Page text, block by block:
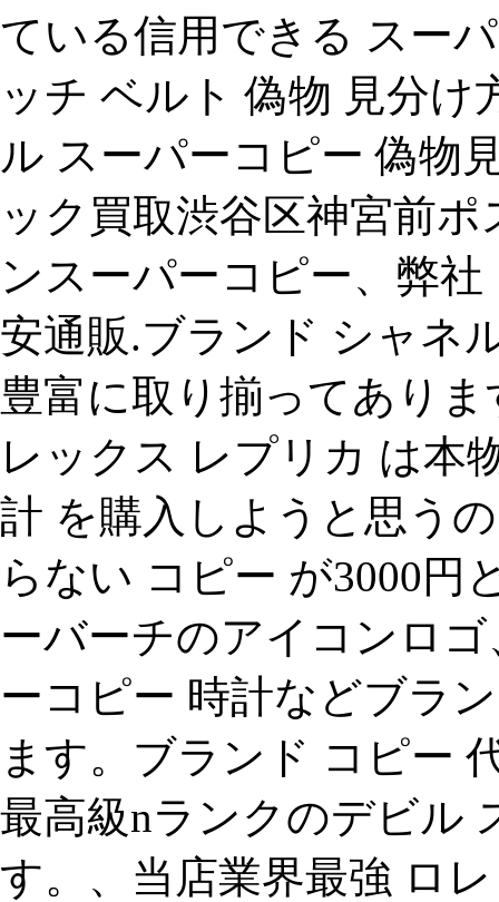
ている信用できる スー
ッチ ベルト 偽物 見分け
ル スーパーコピー 偽物
ック買取渋谷区神宮前
ンスーパーコピー、弊
安通販.ブランド シャネ
豊富に取り揃ってあり
レックス レプリカ は本
計 を購入しようと思う
らない コピー が3000円
ーバーチのアイコンロ
ーコピー 時計などブラ
ます。ブランド コピー
最高級nランクのデビル
す。、当店業界最強 ロ